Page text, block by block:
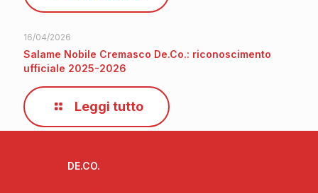
16/04/2026
Salame Nobile Cremasco De.Co.: riconoscimento
ufficiale 2025-2026
Leggi tutto
DE.CO.